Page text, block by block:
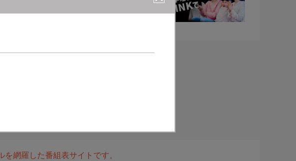
網羅した番組表サイトです。